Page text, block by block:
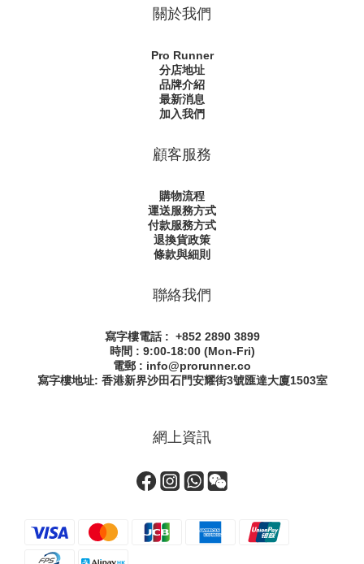
關於我們
Pro Runner
分店地址
品牌介紹
最新消息
加入我們
顧客服務
購物流程
運送服務方式
付款服務方式
退換貨政策
條款與細則
聯絡我們
寫字樓電話 : +852 2890 3899
時間 : 9:00-18:00 (Mon-Fri)
電郵 : info@prorunner.co
寫字樓地址: 香港新界沙田石門安耀街3號匯達大廈1503室
網上資訊